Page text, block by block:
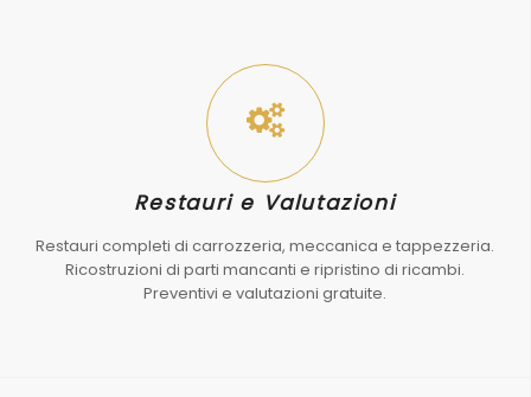
Restauri e Valutazioni
Restauri completi di carrozzeria, meccanica e tappezzeria.
Ricostruzioni di parti mancanti e ripristino di ricambi.
Preventivi e valutazioni gratuite.